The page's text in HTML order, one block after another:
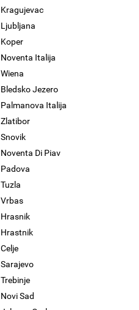
Italija
Jezero
Italija
Zlatibor
Di Piav
Hrastnik
Sad